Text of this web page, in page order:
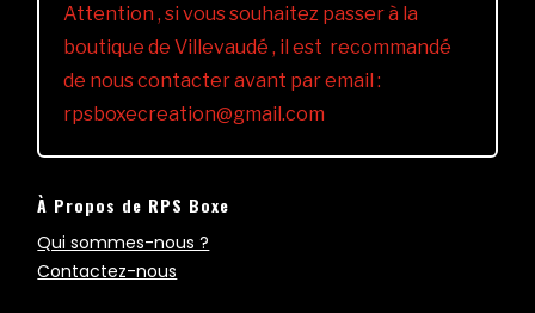
Attention , si vous souhaitez passer à la
boutique de Villevaudé , il est recommandé
de nous contacter avant par email :
rpsboxecreation@gmail.com
À Propos de RPS Boxe
Qui sommes-nous ?
Contactez-nous